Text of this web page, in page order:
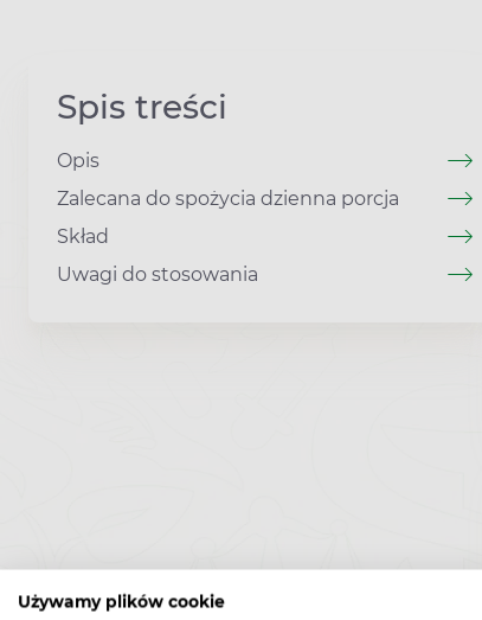
Używamy plików cookie
Spis treści
Opis
Zalecana do spożycia dzienna porcja
Skład
Uwagi do stosowania